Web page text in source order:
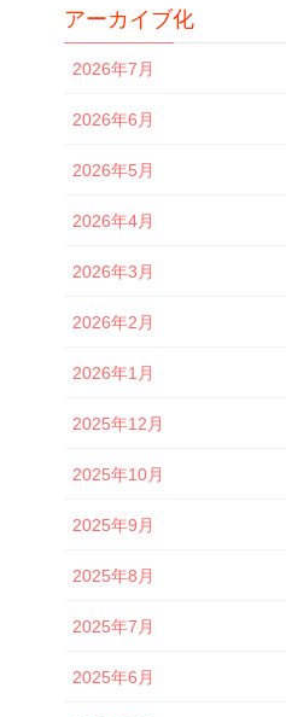
アーカイブ化
2026年7月
2026年6月
2026年5月
2026年4月
2026年3月
2026年2月
2026年1月
2025年12月
2025年10月
2025年9月
2025年8月
2025年7月
2025年6月